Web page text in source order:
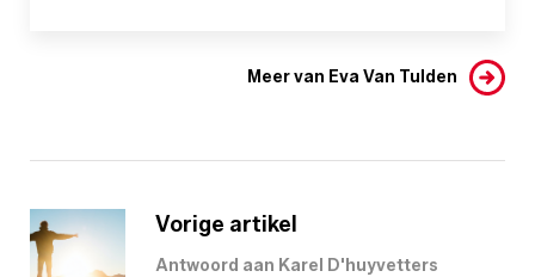
Meer van Eva Van Tulden
Vorige artikel
Antwoord aan Karel D'huyvetters